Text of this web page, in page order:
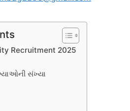
Recruitment 2025
સંખ્યા